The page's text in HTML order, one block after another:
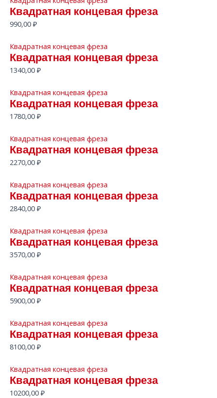
Квадратная концевая фреза
990,00 ₽
Квадратная концевая фреза
Квадратная концевая фреза
1340,00 ₽
Квадратная концевая фреза
Квадратная концевая фреза
1780,00 ₽
Квадратная концевая фреза
Квадратная концевая фреза
2270,00 ₽
Квадратная концевая фреза
Квадратная концевая фреза
2840,00 ₽
Квадратная концевая фреза
Квадратная концевая фреза
3570,00 ₽
Квадратная концевая фреза
Квадратная концевая фреза
5900,00 ₽
Квадратная концевая фреза
Квадратная концевая фреза
8100,00 ₽
Квадратная концевая фреза
Квадратная концевая фреза
10200,00 ₽